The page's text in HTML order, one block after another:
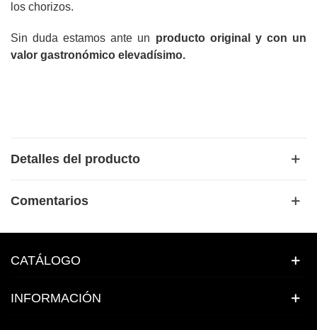
los chorizos.
Sin duda estamos ante un producto original y con un
valor gastronómico elevadísimo.
Detalles del producto
Comentarios
CATÁLOGO
INFORMACIÓN